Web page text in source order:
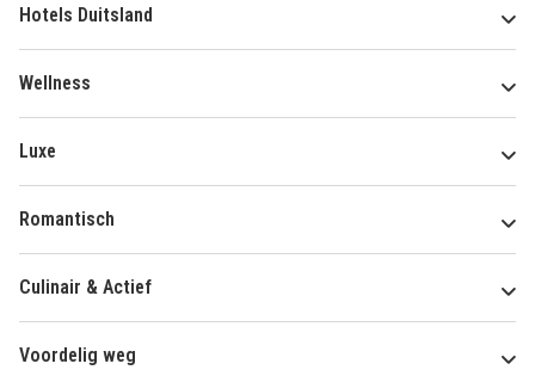
Hotels Duitsland
Wellness
Luxe
Romantisch
Culinair & Actief
Voordelig weg